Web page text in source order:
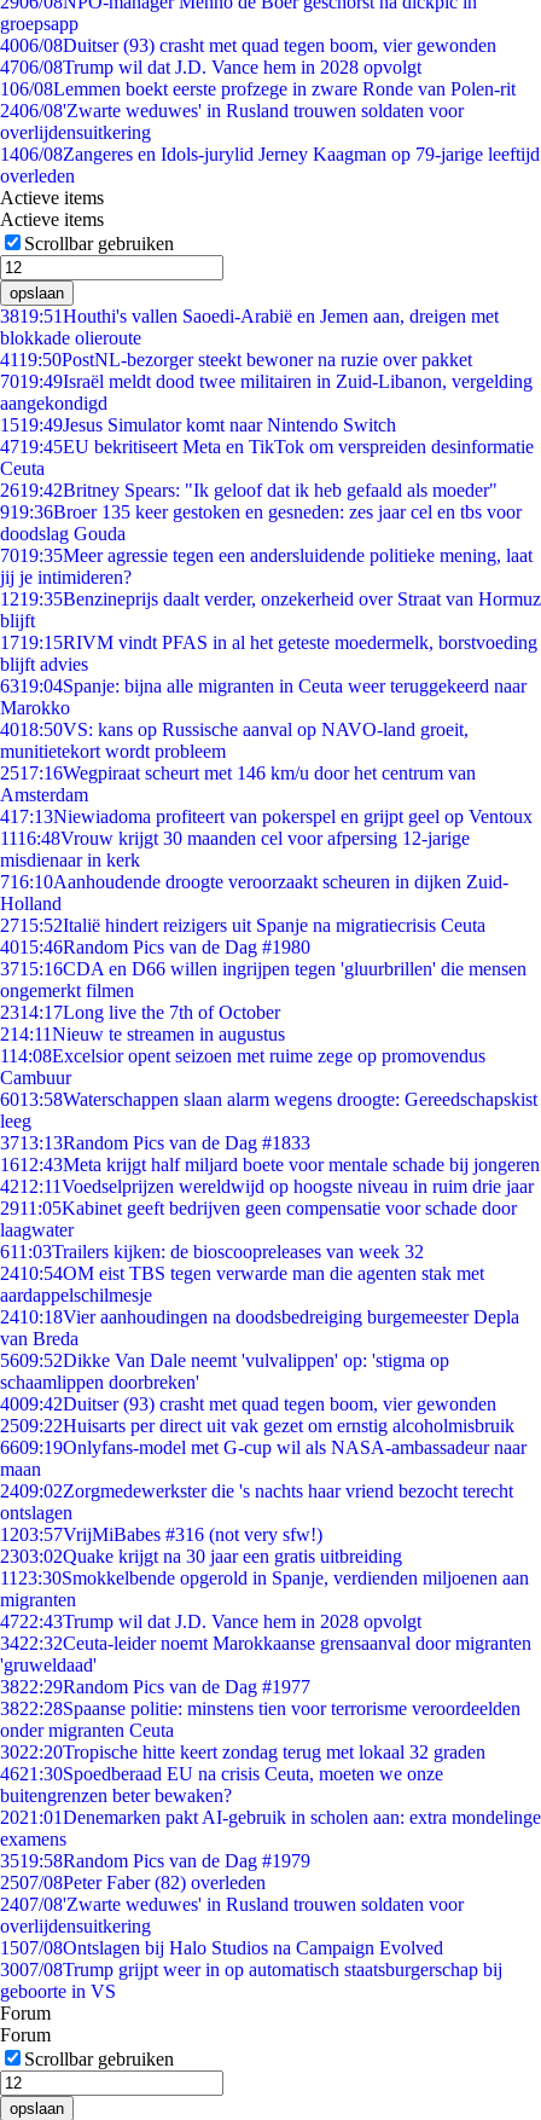
groepsapp
4006/08Duitser (93) crasht met quad tegen boom, vier gewonden
4706/08Trump wil dat J.D. Vance hem in 2028 opvolgt
106/08Lemmen boekt eerste profzege in zware Ronde van Polen-rit
2406/08'Zwarte weduwes' in Rusland trouwen soldaten voor
overlijdensuitkering
1406/08Zangeres en Idols-jurylid Jerney Kaagman op 79-jarige leeftijd
overleden
Actieve items
Actieve items
Scrollbar gebruiken
opslaan
3819:51Houthi's vallen Saoedi-Arabië en Jemen aan, dreigen met
blokkade olieroute
4119:50PostNL-bezorger steekt bewoner na ruzie over pakket
7019:49Israël meldt dood twee militairen in Zuid-Libanon, vergelding
aangekondigd
1519:49Jesus Simulator komt naar Nintendo Switch
4719:45EU bekritiseert Meta en TikTok om verspreiden desinformatie
Ceuta
2619:42Britney Spears: "Ik geloof dat ik heb gefaald als moeder"
919:36Broer 135 keer gestoken en gesneden: zes jaar cel en tbs voor
doodslag Gouda
7019:35Meer agressie tegen een andersluidende politieke mening, laat
jij je intimideren?
1219:35Benzineprijs daalt verder, onzekerheid over Straat van Hormuz
blijft
1719:15RIVM vindt PFAS in al het geteste moedermelk, borstvoeding
blijft advies
6319:04Spanje: bijna alle migranten in Ceuta weer teruggekeerd naar
Marokko
4018:50VS: kans op Russische aanval op NAVO-land groeit,
munitietekort wordt probleem
2517:16Wegpiraat scheurt met 146 km/u door het centrum van
Amsterdam
417:13Niewiadoma profiteert van pokerspel en grijpt geel op Ventoux
1116:48Vrouw krijgt 30 maanden cel voor afpersing 12-jarige
misdienaar in kerk
716:10Aanhoudende droogte veroorzaakt scheuren in dijken Zuid-
Holland
2715:52Italië hindert reizigers uit Spanje na migratiecrisis Ceuta
4015:46Random Pics van de Dag #1980
3715:16CDA en D66 willen ingrijpen tegen 'gluurbrillen' die mensen
ongemerkt filmen
2314:17Long live the 7th of October
214:11Nieuw te streamen in augustus
114:08Excelsior opent seizoen met ruime zege op promovendus
Cambuur
6013:58Waterschappen slaan alarm wegens droogte: Gereedschapskist
leeg
3713:13Random Pics van de Dag #1833
1612:43Meta krijgt half miljard boete voor mentale schade bij jongeren
4212:11Voedselprijzen wereldwijd op hoogste niveau in ruim drie jaar
2911:05Kabinet geeft bedrijven geen compensatie voor schade door
laagwater
611:03Trailers kijken: de bioscoopreleases van week 32
2410:54OM eist TBS tegen verwarde man die agenten stak met
aardappelschilmesje
2410:18Vier aanhoudingen na doodsbedreiging burgemeester Depla
van Breda
5609:52Dikke Van Dale neemt 'vulvalippen' op: 'stigma op
schaamlippen doorbreken'
4009:42Duitser (93) crasht met quad tegen boom, vier gewonden
2509:22Huisarts per direct uit vak gezet om ernstig alcoholmisbruik
6609:19Onlyfans-model met G-cup wil als NASA-ambassadeur naar
maan
2409:02Zorgmedewerkster die 's nachts haar vriend bezocht terecht
ontslagen
1203:57VrijMiBabes #316 (not very sfw!)
2303:02Quake krijgt na 30 jaar een gratis uitbreiding
11 23:30Smokkelbende opgerold in Spanje, verdienden miljoenen aan
migranten
4722:43Trump wil dat J.D. Vance hem in 2028 opvolgt
3422:32Ceuta-leider noemt Marokkaanse grensaanval door migranten
'gruweldaad'
3822:29Random Pics van de Dag #1977
3822:28Spaanse politie: minstens tien voor terrorisme veroordeelden
onder migranten Ceuta
3022:20Tropische hitte keert zondag terug met lokaal 32 graden
4621:30Spoedberaad EU na crisis Ceuta, moeten we onze
buitengrenzen beter bewaken?
2021:01Denemarken pakt AI-gebruik in scholen aan: extra mondelinge
examens
3519:58Random Pics van de Dag #1979
2507/08Peter Faber (82) overleden
2407/08'Zwarte weduwes' in Rusland trouwen soldaten voor
overlijdensuitkering
1507/08Ontslagen bij Halo Studios na Campaign Evolved
3007/08Trump grijpt weer in op automatisch staatsburgerschap bij
geboorte in VS
Forum
Forum
Scrollbar gebruiken
opslaan